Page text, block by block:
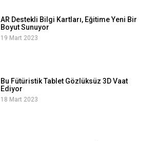
AR Destekli Bilgi Kartları, Eğitime Yeni Bir
Boyut Sunuyor
19 Mart 2023
Bu Fütüristik Tablet Gözlüksüz 3D Vaat
Ediyor
18 Mart 2023